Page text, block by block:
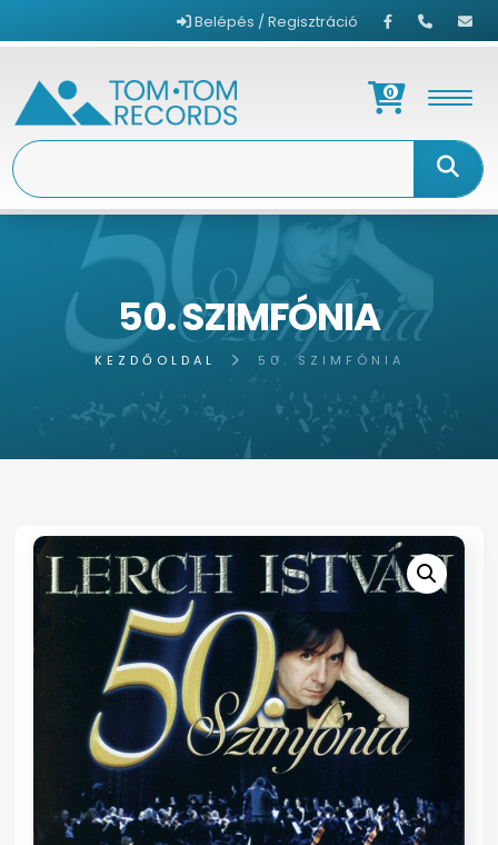
Belépés / Regisztráció
0
50. SZIMFÓNIA
KEZDŐOLDAL 50. SZIMFÓNIA